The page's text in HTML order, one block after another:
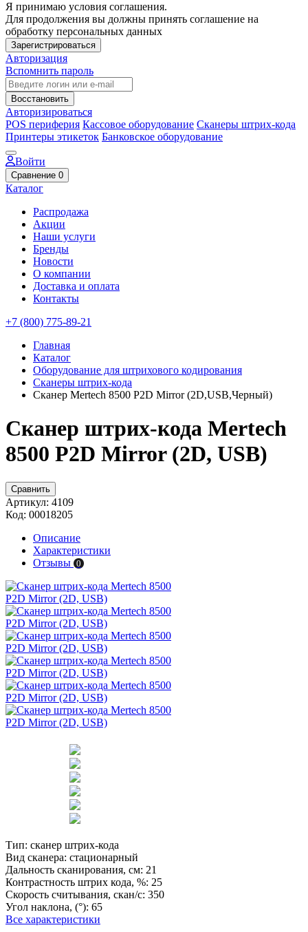
Я принимаю условия соглашения.
Для продолжения вы должны принять соглашение на
обработку персональных данных
Зарегистрироваться
Авторизация
Вспомнить пароль
Восстановить
Авторизироваться
POS периферия Кассовое оборудование Сканеры штрих-кода
Принтеры этикеток Банковское оборудование
Войти
Сравнение 0
Каталог
Распродажа
Акции
Наши услуги
Бренды
Новости
О компании
Доставка и оплата
Контакты
+7 (800) 775-89-21
Главная
Каталог
Оборудование для штрихового кодирования
Сканеры штрих-кода
Сканер Mertech 8500 P2D Mirror (2D,USB,Черный)
Сканер штрих-кода Mertech
8500 P2D Mirror (2D, USB)
Сравнить
Артикул: 4109
Код: 00018205
Описание
Характеристики
Отзывы 0
Тип: сканер штрих-кода
Вид сканера: стационарный
Дальность сканирования, см: 21
Контрастность штрих кода, %: 25
Скорость считывания, скан/с: 350
Угол наклона, (°): 65
Все характеристики